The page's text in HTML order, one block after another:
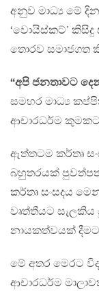
අනුව මාධ්‍ය මේ
‘වොයිස්කට්’
තොරව සමාජගත
“අපි ජනතාවට
සමහර මාධ්‍ය
ආචාරධර්ම
ඇත්තටම කර්තෘ
බහුතරයක්
කර්තෘ සංසදය
වෘත්තීයට සැලකිය
නායකත්වයක්
මේ අතර මෙරට
ආචාරධර්ම